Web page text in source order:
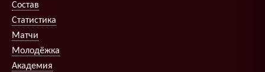
Состав
Статистика
Матчи
Молодёжка
Академия